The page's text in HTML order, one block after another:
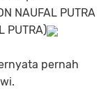
NAUFAL PUTRA
PUTRA)
pernah